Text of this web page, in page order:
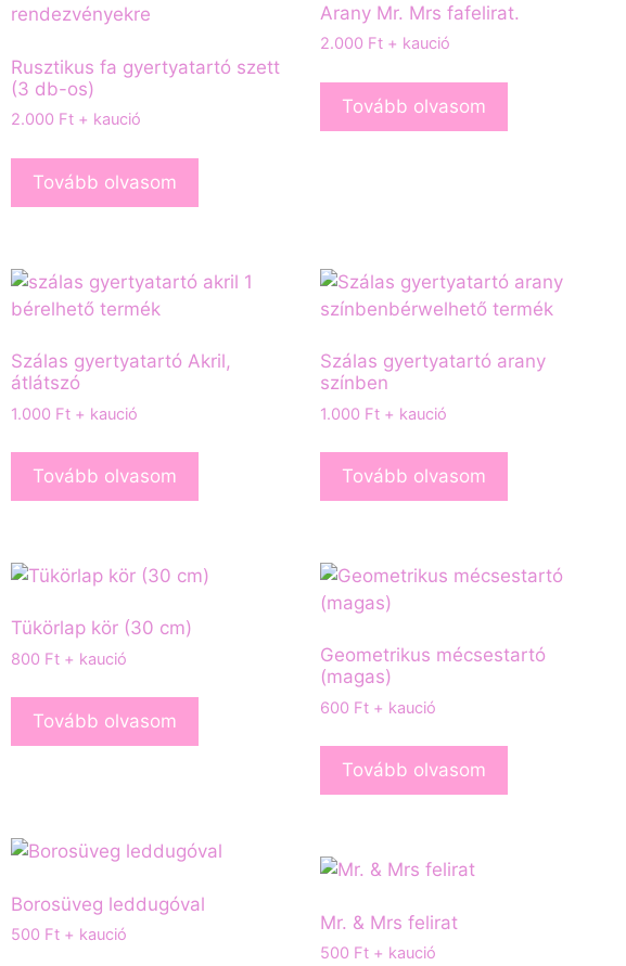
Rusztikus fa gyertyatartó szett
(3 db-os)
2.000 Ft + kaució
Tovább olvasom
Arany Mr. Mrs fafelirat.
2.000 Ft + kaució
Tovább olvasom
Szálas gyertyatartó Akril,
átlátszó
1.000 Ft + kaució
Tovább olvasom
Szálas gyertyatartó arany
színben
1.000 Ft + kaució
Tovább olvasom
Tükörlap kör (30 cm)
800 Ft + kaució
Tovább olvasom
Geometrikus mécsestartó
(magas)
600 Ft + kaució
Tovább olvasom
Borosüveg leddugóval
500 Ft + kaució
Mr. & Mrs felirat
500 Ft + kaució